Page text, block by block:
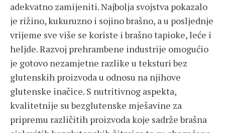
adekvatno zamijeniti. Najbolja svojstva pokazalo
je rižino, kukuruzno i sojino brašno, a u posljednje
vrijeme sve više se koriste i brašno tapioke, leće i
heljde. Razvoj prehrambene industrije omogućio
je gotovo nezamjetne razlike u teksturi bez
glutenskih proizvoda u odnosu na njihove
glutenske inačice. S nutritivnog aspekta,
kvalitetnije su bezglutenske mješavine za
pripremu različitih proizvoda koje sadrže brašna